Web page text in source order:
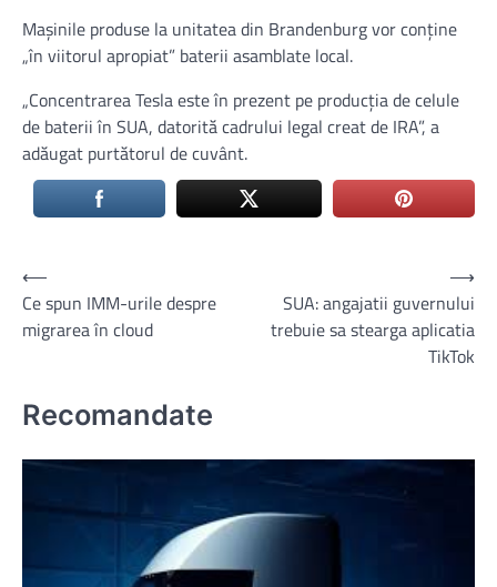
Maşinile produse la unitatea din Brandenburg vor conţine
„în viitorul apropiat” baterii asamblate local.
„Concentrarea Tesla este în prezent pe producţia de celule
de baterii în SUA, datorită cadrului legal creat de IRA”, a
adăugat purtătorul de cuvânt.
Navigare
în
articole
⟵
Ce spun IMM-urile despre
migrarea în cloud
SUA: angajatii guvernului
trebuie sa stearga aplicatia
TikTok
⟶
Recomandate